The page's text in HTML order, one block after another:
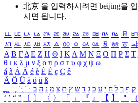
北京 을 입력하시려면 beijing을
시면 됩니다.
ㅥ ㅦ ㅧ ㅨ ㅩ ㅪ ㅫ ㅬ ㅭ ㅮ ㅯ ㅰ ㅱ ㅲ
ㅺ ㅻ ㅼ ㅽ ㅾ ㅿ ㆀ ㆁ ㆂ ㆃ ㆄ ㆅ ㆆ ㆇ
Α Β ΓΔ Ε Ζ Η Θ Ι ΚΛ Μ Ν Ξ Ο Π Ρ Σ Τ
θ ι κ λ μ ν ξ ο π ρ σ τ υ φ χ ψ ω
á à Á À é è É È ç Ç ê
Ä Ö Ü ä ö ü ß
ִֶֹ ֻּ ׁׂ ק ף ך ל ח י ע כ ג ד ש ץ ת צ מ נ ה ב
‘ ’ “ ” 〔 〕 〈 〉 「 」 『 』 【 】 ＂ （